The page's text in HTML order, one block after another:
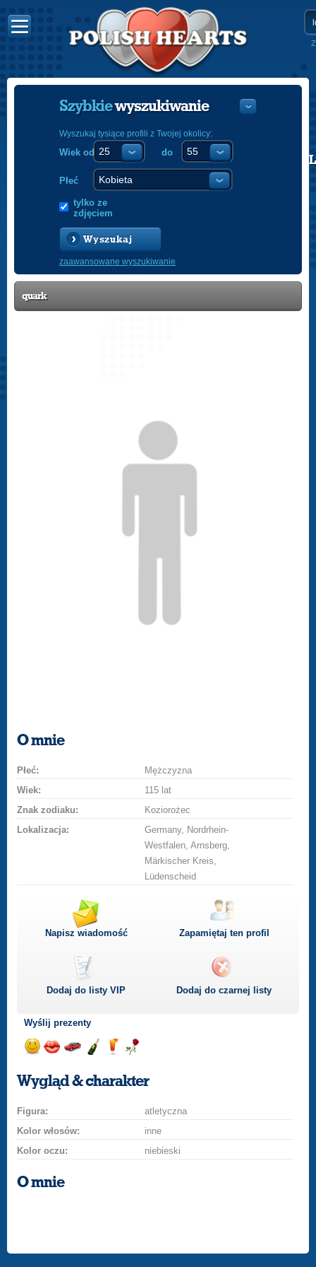
POLISH
Szybkiewyszukiwanie
Wyszukaj tysiące profili z Twojej okolicy:
Wiek od do
Płeć
tylko ze
zdjęciem
Wyszukaj
zaawansowane wyszukiwanie
quark
O mnie
Płeć:
Mężczyzna
Wiek:
115 lat
Znak zodiaku:
Koziorożec
Lokalizacja:
Germany, Nordrhein-
Westfalen, Arnsberg,
Märkischer Kreis,
Lüdenscheid
Napisz wiadomość Zapamiętaj ten profil
Dodaj do listyVIP Dodaj do czarnej listy
Wyślij prezenty
uśmiech
buziakasamochodem
szampana
drinka
różę
Wygląd & charakter
Figura:
atletyczna
Kolor włosów:
inne
Kolor oczu:
niebieski
O mnie